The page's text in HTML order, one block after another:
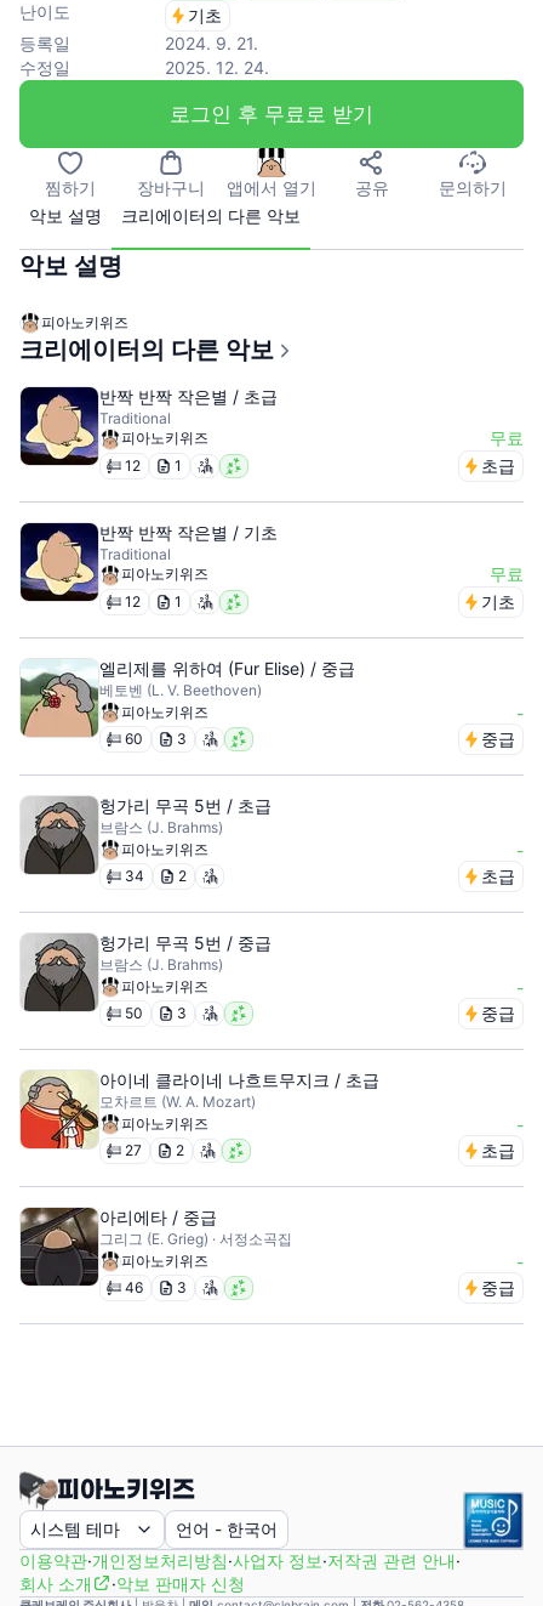
난이도
기초
등록일
2024. 9. 21.
수정일
2025. 12. 24.
로그인 후 무료로 받기
찜하기 장바구니 앱에서 열기 공유
문의하기
악보 설명
크리에이터의 다른 악보
악보 설명
피아노키위즈
크리에이터의 다른 악보
반짝 반짝 작은별 / 초급
Traditional
피아노키위즈
무료
12 1 초급
반짝 반짝 작은별 / 기초
Traditional
피아노키위즈
무료
12 1 기초
엘리제를 위하여 (Fur Elise) / 중급
베토벤 (L. V. Beethoven)
피아노키위즈
-
60 3 중급
헝가리 무곡 5번 / 초급
브람스 (J. Brahms)
피아노키위즈
-
34 2 초급
헝가리 무곡 5번 / 중급
브람스 (J. Brahms)
피아노키위즈
-
50 3 중급
아이네 클라이네 나흐트무지크 / 초급
모차르트 (W. A. Mozart)
피아노키위즈
-
27 2 초급
아리에타 / 중급
그리그 (E. Grieg) · 서정소곡집
피아노키위즈
-
46 3 중급
시스템 테마 언어 - 한국어
이용약관·개인정보처리방침·사업자 정보·저작권 관련 안내·
회사 소개
·악보 판매자 신청